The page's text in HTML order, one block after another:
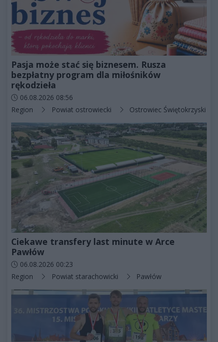
Pasja może stać się biznesem. Rusza
bezpłatny program dla miłośników
rękodzieła
Data dodania artykułu:
06.08.2026 08:56
Kategorie artykułu:
Region Powiat ostrowiecki Ostrowiec Świętokrzyski
Ciekawe transfery last minute w Arce
Pawłów
Data dodania artykułu:
06.08.2026 00:23
Kategorie artykułu:
Region Powiat starachowicki Pawłów